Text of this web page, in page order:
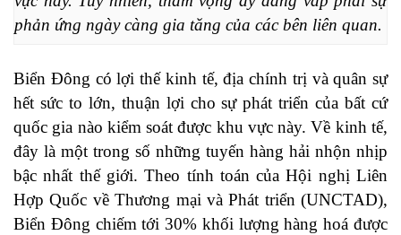
phản ứng ngày càng gia tăng của các bên liên quan.
Biển Đông có lợi thế kinh tế, địa chính trị và quân sự
hết sức to lớn, thuận lợi cho sự phát triển của bất cứ
quốc gia nào kiểm soát được khu vực này. Về kinh tế,
đây là một trong số những tuyến hàng hải nhộn nhịp
bậc nhất thế giới. Theo tính toán của Hội nghị Liên
Hợp Quốc về Thương mại và Phát triển (UNCTAD),
Biển Đông chiếm tới 30% khối lượng hàng hoá được